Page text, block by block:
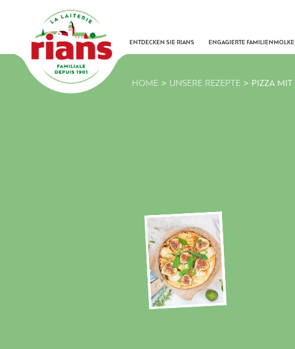
content
ENTDECKEN SIE RIANS ENGAGIERTE
HOME > UNSERE REZEPTE > PIZZA MIT